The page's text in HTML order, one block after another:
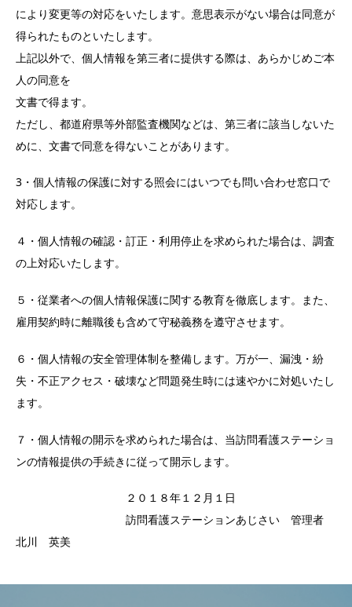
により変更等の対応をいたします。意思表示がない場合は同意が
得られたものといたします。
上記以外で、個人情報を第三者に提供する際は、あらかじめご本
人の同意を
文書で得ます。
ただし、都道府県等外部監査機関などは、第三者に該当しないた
めに、文書で同意を得ないことがあります。
3・個人情報の保護に対する照会にはいつでも問い合わせ窓口で
対応します。
４・個人情報の確認・訂正・利用停止を求められた場合は、調査
の上対応いたします。
５・従業者への個人情報保護に関する教育を徹底します。また、
雇用契約時に離職後も含めて守秘義務を遵守させます。
６・個人情報の安全管理体制を整備します。万が一、漏洩・紛
失・不正アクセス・破壊など問題発生時には速やかに対処いたし
ます。
７・個人情報の開示を求められた場合は、当訪問看護ステーショ
ンの情報提供の手続きに従って開示します。
２０１８年１２月１日
訪問看護ステーションあじさい 管理者
北川 英美